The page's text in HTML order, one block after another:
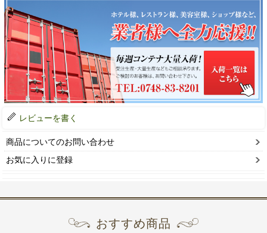
レビューを書く
商品についてのお問い合わせ
お気に入りに登録
おすすめ商品